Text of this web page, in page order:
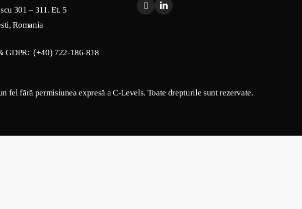
301 – 311. Et. 5
Romania
GDPR: (+40) 722-186-818
fără permisiunea expresă a C-Levels. Toate drepturile sunt rezervate.